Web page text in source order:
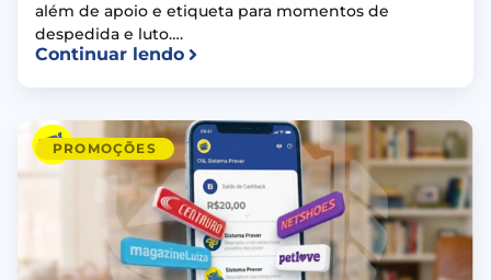
além de apoio e etiqueta para momentos de
despedida e luto….
Continuar lendo
PROMOÇÕES